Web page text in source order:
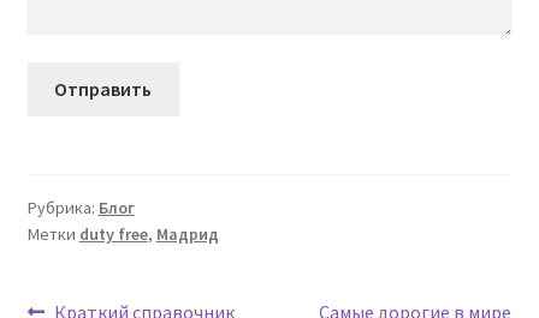
Рубрика: Блог
Метки duty free, Мадрид
Предыдущая
Краткий справочник Следующая
Самые дорогие в мире